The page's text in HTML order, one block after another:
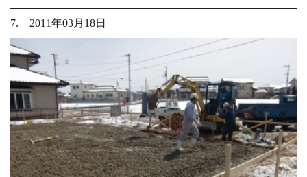
7. 2011年03月18日